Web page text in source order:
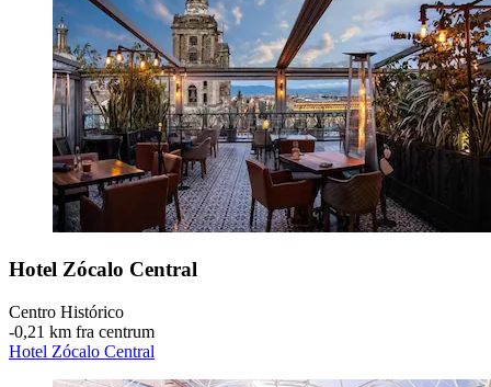
Hotel Zócalo Central
Centro Histórico
‐0,21 km fra centrum
Hotel Zócalo Central